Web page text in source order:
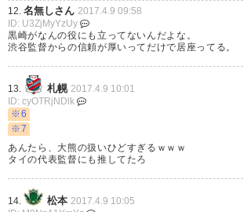
閣させて。
— ぽん (EinPom)2017, 4月 8
クラブの森正志社長は「監督を
代えることは考えていない。こ
こを乗り越えるために、強化、
監督と相談しながら立て直しま
12. 名無しさん 2017.4.9 09:58
ID: U3ZjMyYzUy
黒崎がなんの役にも立ってないんだよな。
渋谷監督からの信頼が厚いってだけで居座ってる。
13. 札幌 2017.4.9 10:01
ID: cyOTRjNDlk
※6
※7
あんたら、大熊の扱いひどすぎるｗｗｗ
タイの代表監督にも推してたろ
14. 松本 2017.4.9 10:05